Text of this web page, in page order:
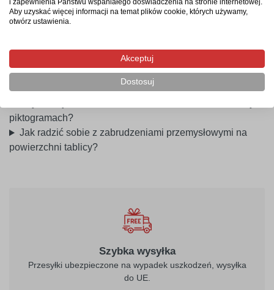
dostawa kurierska zajmuje zazwyczaj 1 dzień roboczy.
Czy do zamówienia wystawiana jest faktura VAT?
Czy tworzywo nie ulega pęknięciom przy montażu
wkrętami?
piktogramach?
Jak radzić sobie z zabrudzeniami przemysłowymi na
powierzchni tablicy?
Szybka wysyłka
Przesyłki ubezpieczone na wypadek uszkodzeń, wysyłka
do UE.
Aby uzyskać więcej informacji na temat plików cookie, których używamy,
otwórz ustawienia.
Akceptuj
Dostosuj